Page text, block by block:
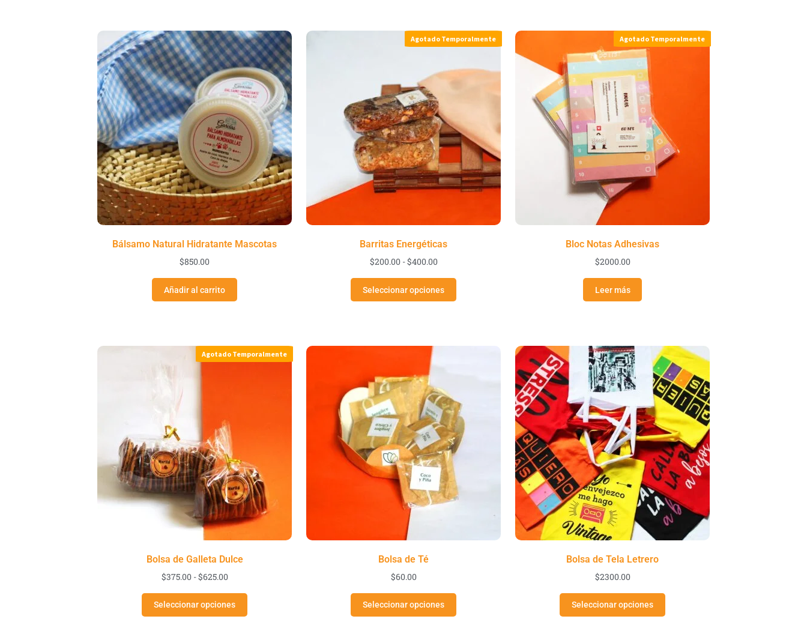
Bálsamo Natural Hidratante Mascotas
$850.00
Añadir al carrito
Agotado Temporalmente
Barritas Energéticas
$200.00 -$400.00
Seleccionar opciones
Agotado Temporalmente
Bloc Notas Adhesivas
$2000.00
Leer más
Agotado Temporalmente
Bolsa de Galleta Dulce
$375.00 -$625.00
Seleccionar opciones
Bolsa de Té
$60.00
Seleccionar opciones
Bolsa de Tela Letrero
$2300.00
Seleccionar opciones